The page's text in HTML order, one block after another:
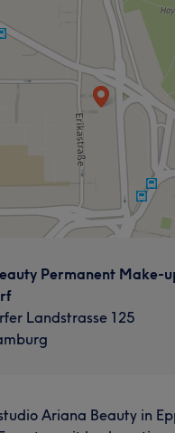
Permanent Make-
Landstrasse 125
Ariana Beauty in